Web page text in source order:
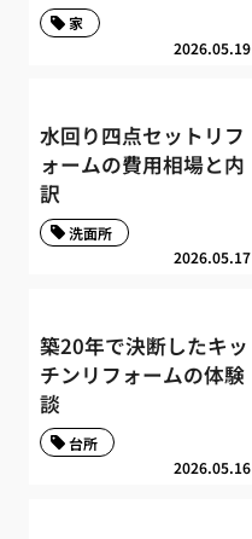
2026.05.19
家
水回り四点セットリフ
ォームの費用相場と内
訳
2026.05.17
洗面所
築20年で決断したキッ
チンリフォームの体験
談
2026.05.16
台所